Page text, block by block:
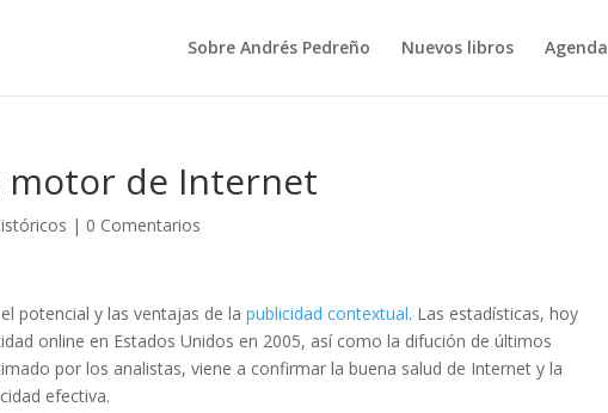
Sobre Andrés Pedreño Nuevos libros Agenda
motor de Internet
| 0 Comentarios
potencial y las ventajas de lapublicidad contextual. Las estadísticas, hoy
online en Estados Unidos en 2005, así como la difución de últimos
por los analistas, viene a confirmar la buena salud de Internet y la
efectiva.